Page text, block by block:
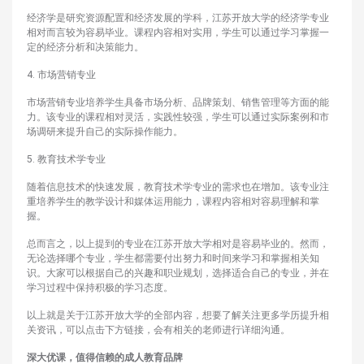
经济学是研究资源配置和经济发展的学科，江苏开放大学的经济学专业
相对而言较为容易毕业。课程内容相对实用，学生可以通过学习掌握一
定的经济分析和决策能力。
4. 市场营销专业
市场营销专业培养学生具备市场分析、品牌策划、销售管理等方面的能
力。该专业的课程相对灵活，实践性较强，学生可以通过实际案例和市
场调研来提升自己的实际操作能力。
5. 教育技术学专业
随着信息技术的快速发展，教育技术学专业的需求也在增加。该专业注
重培养学生的教学设计和媒体运用能力，课程内容相对容易理解和掌
握。
总而言之，以上提到的专业在江苏开放大学相对是容易毕业的。然而，
无论选择哪个专业，学生都需要付出努力和时间来学习和掌握相关知
识。大家可以根据自己的兴趣和职业规划，选择适合自己的专业，并在
学习过程中保持积极的学习态度。
以上就是关于江苏开放大学的全部内容，想要了解关注更多学历提升相
关资讯，可以点击下方链接，会有相关的老师进行详细沟通。
深大优课，值得信赖的成人教育品牌